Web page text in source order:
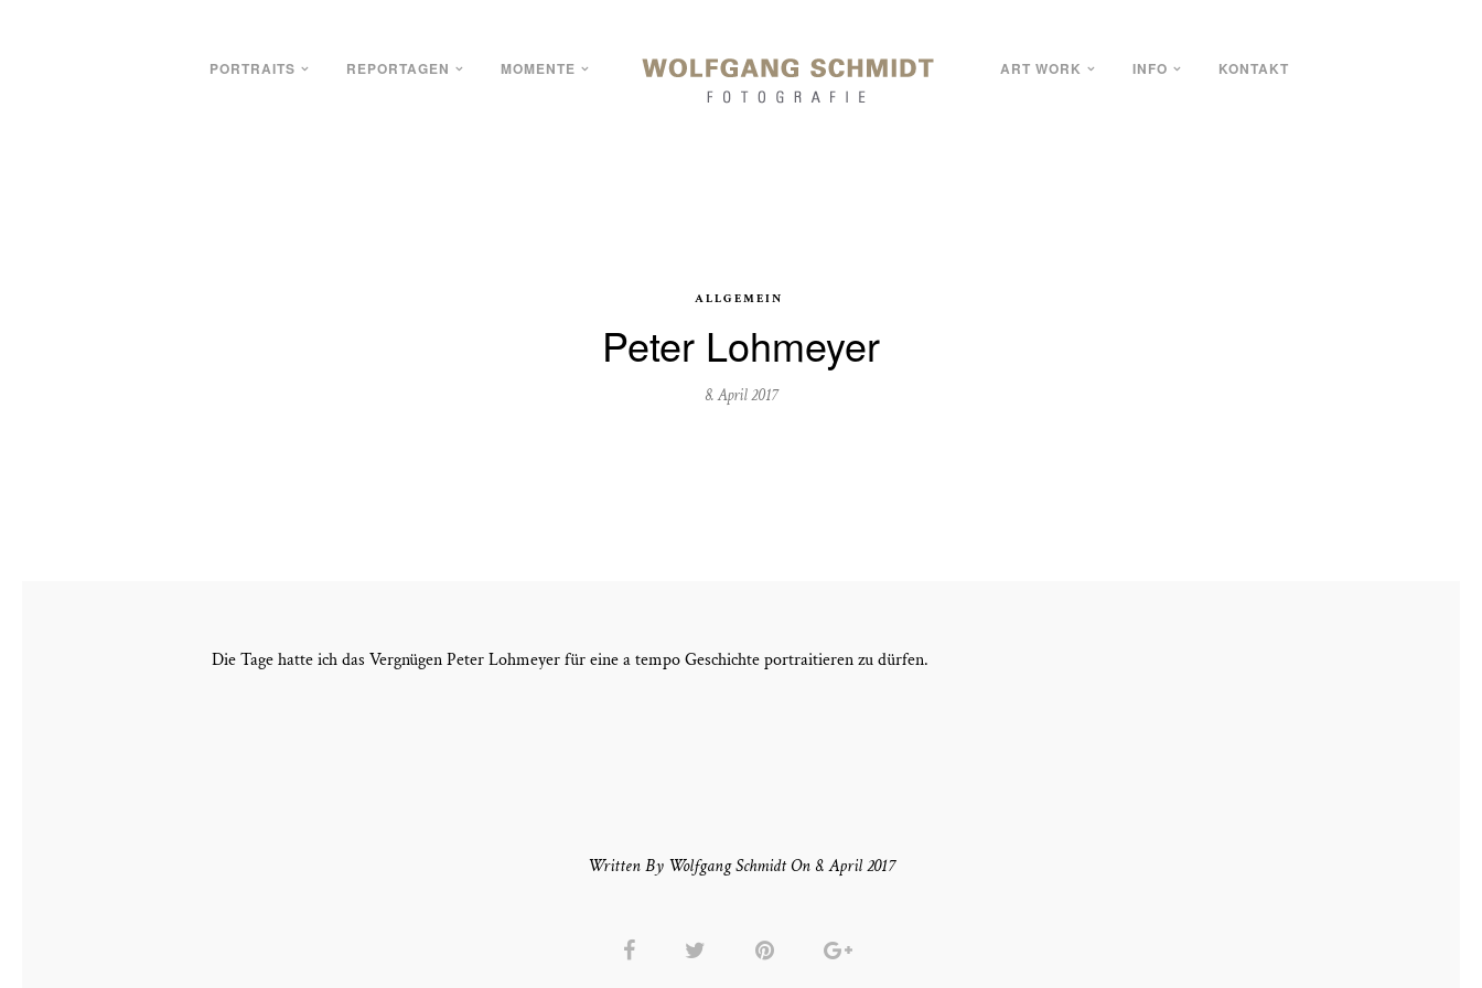
PORTRAITS REPORTAGEN MOMENTE ART WORK INFO KONTAKT
ALLGEMEIN
Peter Lohmeyer
8. April 2017
Die Tage hatte ich das Vergnügen Peter Lohmeyer für eine a tempo Geschichte portraitieren zu dürfen.
Written By Wolfgang Schmidt On 8. April 2017